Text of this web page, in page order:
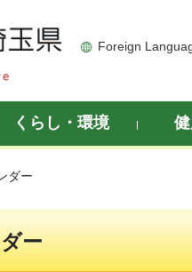
Foreign
くらし・環境
ダー
ー